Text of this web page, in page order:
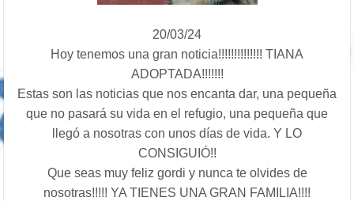
20/03/24
Hoy tenemos una gran noticia!!!!!!!!!!!!!! TIANA
ADOPTADA!!!!!!!
Estas son las noticias que nos encanta dar, una pequeña
que no pasará su vida en el refugio, una pequeña que
llegó a nosotras con unos días de vida. Y LO
CONSIGUIÓ!!
Que seas muy feliz gordi y nunca te olvides de
nosotras!!!!! YA TIENES UNA GRAN FAMILIA!!!!